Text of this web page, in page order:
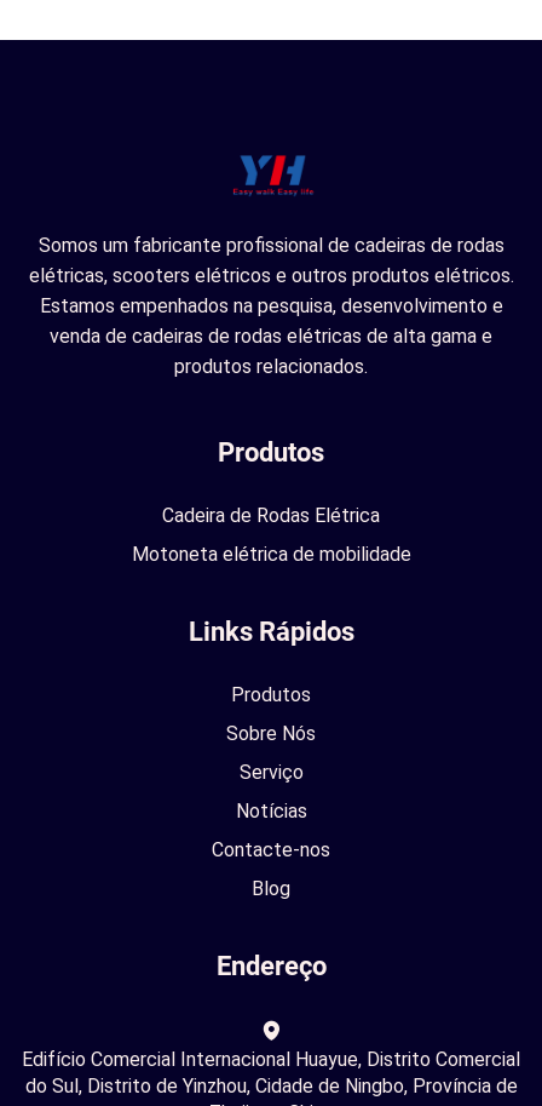
Somos um fabricante profissional de cadeiras de rodas
elétricas, scooters elétricos e outros produtos elétricos.
Estamos empenhados na pesquisa, desenvolvimento e
venda de cadeiras de rodas elétricas de alta gama e
produtos relacionados.
Produtos
Cadeira de Rodas Elétrica
Motoneta elétrica de mobilidade
Links Rápidos
Produtos
Sobre Nós
Serviço
Notícias
Contacte-nos
Blog
Endereço
Edifício Comercial Internacional Huayue, Distrito Comercial
do Sul, Distrito de Yinzhou, Cidade de Ningbo, Província de